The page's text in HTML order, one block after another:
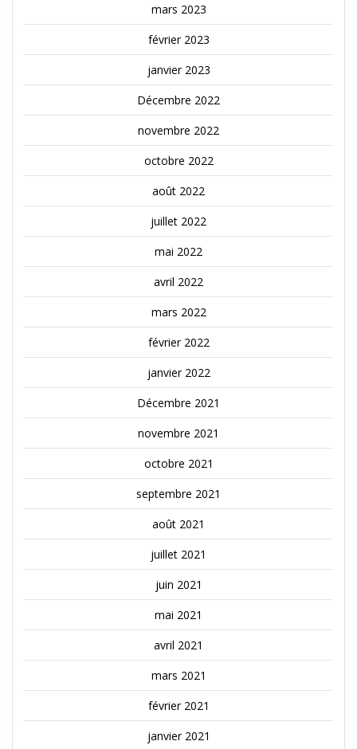
mars 2023
février 2023
janvier 2023
Décembre 2022
novembre 2022
octobre 2022
août 2022
juillet 2022
mai 2022
avril 2022
mars 2022
février 2022
janvier 2022
Décembre 2021
novembre 2021
octobre 2021
septembre 2021
août 2021
juillet 2021
juin 2021
mai 2021
avril 2021
mars 2021
février 2021
janvier 2021